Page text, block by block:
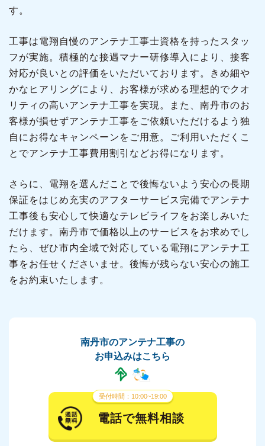
す。
工事は電翔自慢のアンテナ工事士資格を持ったスタッ
フが実施。積極的な接遇マナー研修導入により、接客
対応が良いとの評価をいただいております。きめ細や
かなヒアリングにより、お客様が求める理想的でクオ
リティの高いアンテナ工事を実現。また、南丹市のお
客様が損せずアンテナ工事をご依頼いただけるよう独
自にお得なキャンペーンをご用意。ご利用いただくこ
とでアンテナ工事費用割引などお得になります。
さらに、電翔を選んだことで後悔ないよう安心の長期
保証をはじめ充実のアフターサービス完備でアンテナ
工事後も安心して快適なテレビライフをお楽しみいた
だけます。南丹市で価格以上のサービスをお求めでし
たら、ぜひ市内全域で対応している電翔にアンテナ工
事をお任せくださいませ。後悔が残らない安心の施工
をお約束いたします。
南丹市のアンテナ工事の
お申込みはこちら
受付時間：10:00~19:00
電話で無料相談